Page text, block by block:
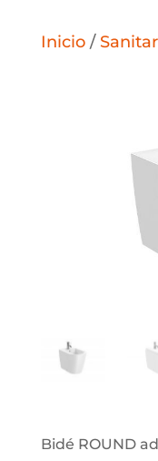
Inicio/
Bidé ROUND